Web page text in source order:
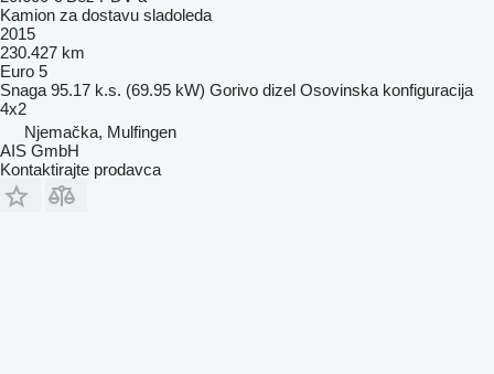
Kamion za dostavu sladoleda
2015
230.427 km
Euro 5
Snaga 95.17 k.s. (69.95 kW) Gorivo dizel Osovinska konfiguracija
4x2
Njemačka, Mulfingen
AIS GmbH
Kontaktirajte prodavca